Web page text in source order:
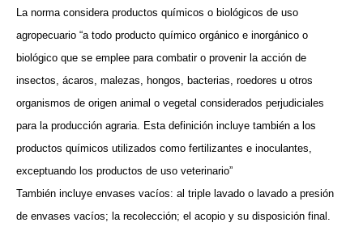
La norma considera productos químicos o biológicos de uso
agropecuario “a todo producto químico orgánico e inorgánico o
biológico que se emplee para combatir o provenir la acción de
insectos, ácaros, malezas, hongos, bacterias, roedores u otros
organismos de origen animal o vegetal considerados perjudiciales
para la producción agraria. Esta definición incluye también a los
productos químicos utilizados como fertilizantes e inoculantes,
exceptuando los productos de uso veterinario”
También incluye envases vacíos: al triple lavado o lavado a presión
de envases vacíos; la recolección; el acopio y su disposición final.